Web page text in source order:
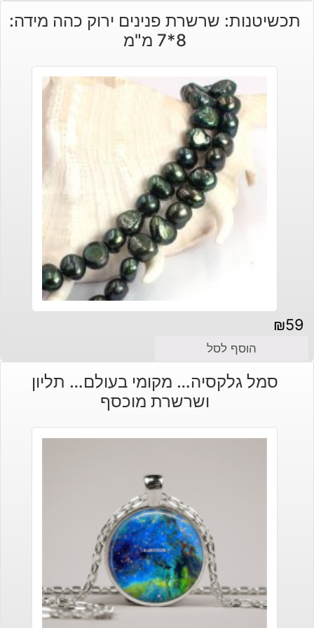
תכשיטנות: שרשרת פנינים ירוק כהה מידה:
8*7 מ"מ
₪59
הוסף לסל
סמל גלקסיה… מקומי בעולם… תליון
ושרשרת מוכסף